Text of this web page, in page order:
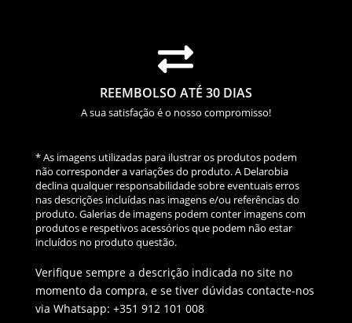

REEMBOLSO ATÉ 30 DIAS
A sua satisfação é o nosso compromisso!
* As imagens utilizadas para ilustrar os produtos podem
não corresponder a variações do produto. A Delarobia
declina qualquer responsabilidade sobre eventuais erros
nas descrições incluídas nas imagens e/ou referências do
produto. Galerias de imagens podem conter imagens com
produtos e respetivos acessórios que podem não estar
incluídos no produto questão.
Verifique sempre a descrição indicada no site no
momento da compra, e se tiver dúvidas contacte-nos
via Whatsapp: +351 912 101 008